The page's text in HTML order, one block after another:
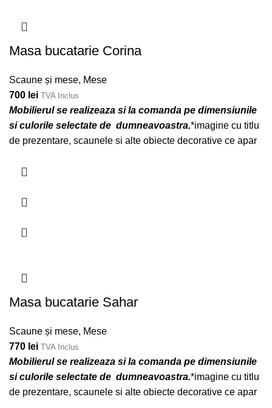
Masa bucatarie Corina
Scaune și mese, Mese
700 lei TVA Inclus
Mobilierul se realizeaza si la comanda pe dimensiunile
si culorile selectate de dumneavoastra.*imagine cu titlu
de prezentare, scaunele si alte obiecte decorative ce apar
Masa bucatarie Sahar
Scaune și mese, Mese
770 lei TVA Inclus
Mobilierul se realizeaza si la comanda pe dimensiunile
si culorile selectate de dumneavoastra.*imagine cu titlu
de prezentare, scaunele si alte obiecte decorative ce apar